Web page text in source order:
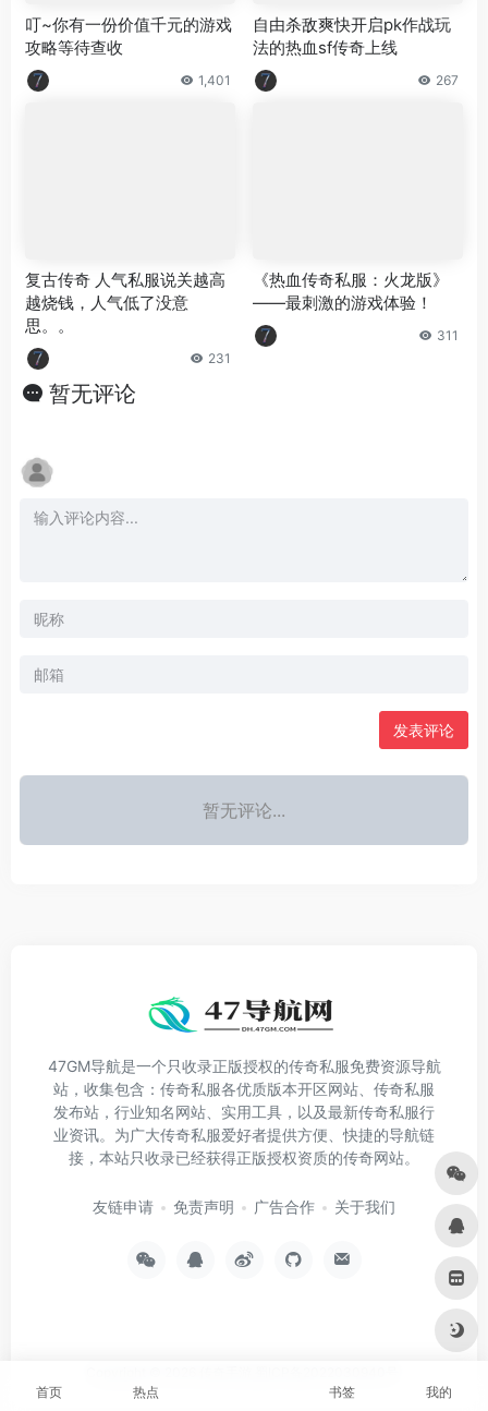
叮~你有一份价值千元的游戏
攻略等待查收
1,401
自由杀敌爽快开启pk作战玩
法的热血sf传奇上线
267
复古传奇 人气私服说关越高
越烧钱，人气低了没意
思。。
231
《热血传奇私服：火龙版》
——最刺激的游戏体验！
311
暂无评论
发表评论
暂无评论...
首页 热点 书签 我的
47GM导航是一个只收录正版授权的传奇私服免费资源导航
站，收集包含：传奇私服各优质版本开区网站、传奇私服
发布站，行业知名网站、实用工具，以及最新传奇私服行
业资讯。为广大传奇私服爱好者提供方便、快捷的导航链
接，本站只收录已经获得正版授权资质的传奇网站。
友链申请 免责声明 广告合作 关于我们